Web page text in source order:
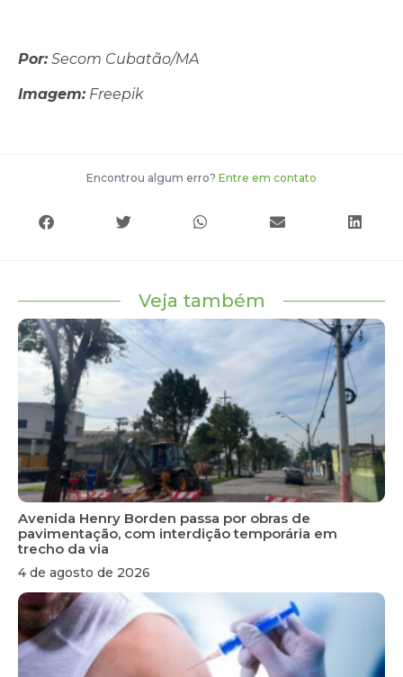
Por:Secom Cubatão/MA
Imagem:Freepik
Encontrou algum erro? Entre em contato
Veja também
Avenida Henry Borden passa por obras de
pavimentação, com interdição temporária em
trecho da via
4 de agosto de 2026